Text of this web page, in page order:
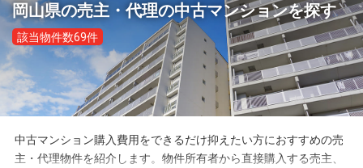
岡山県の売主・代理の中古マンションを探す
該当物件数69件
中古マンション購入費用をできるだけ抑えたい方におすすめの売
主・代理物件を紹介します。物件所有者から直接購入する売主、